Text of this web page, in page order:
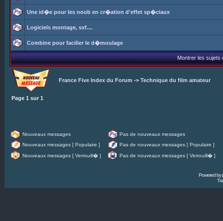
Une id�e pour les noob en cr�ation d'effet sp�ciaux
Logiciels montage, sxf....
Combine pour facilier le d�moulage
Montrer les sujets
France Five Index du Forum -> Technique du film amateur
Page 1 sur 1
Nouveaux messages
Pas de nouveaux messages
Nouveaux messages [ Populaire ]
Pas de nouveaux messages [ Populaire ]
Nouveaux messages [ Verrouill� ]
Pas de nouveaux messages [ Verrouill� ]
Powered by